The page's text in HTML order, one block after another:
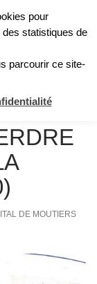
DE MOUTIERS
pour
statistiques de
parcourir ce site-